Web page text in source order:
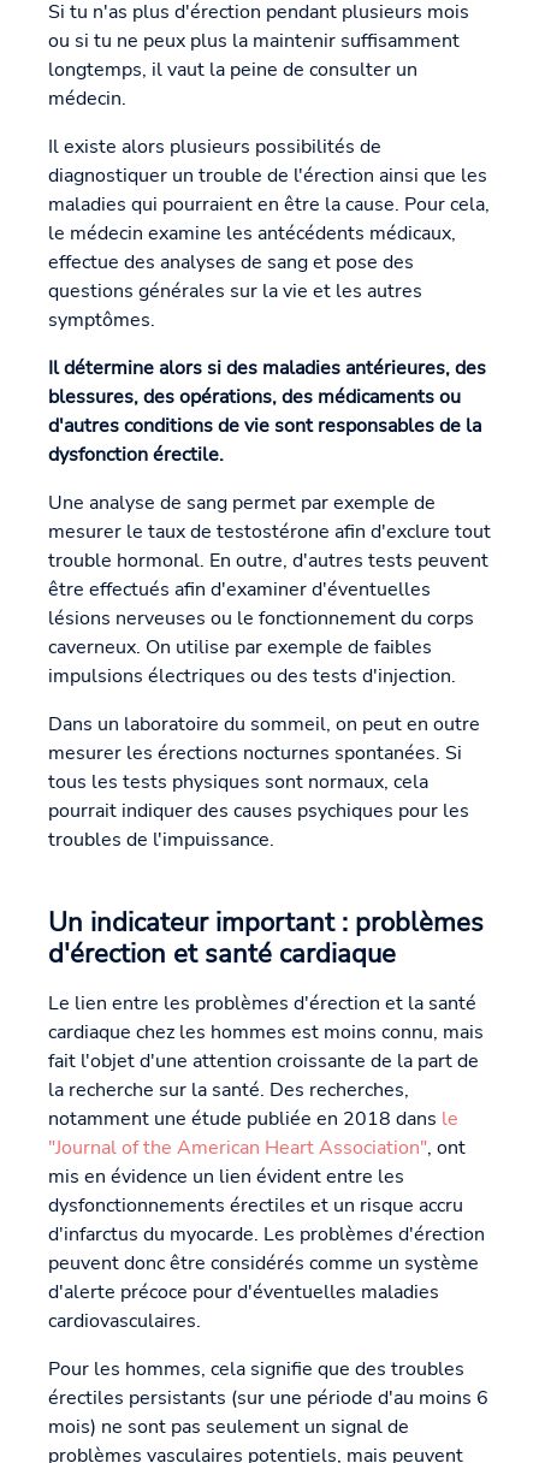
Si tu n'as plus d'érection pendant plusieurs mois
ou si tu ne peux plus la maintenir suffisamment
longtemps, il vaut la peine de consulter un
médecin.
Il existe alors plusieurs possibilités de
diagnostiquer un trouble de l'érection ainsi que les
maladies qui pourraient en être la cause. Pour cela,
le médecin examine les antécédents médicaux,
effectue des analyses de sang et pose des
questions générales sur la vie et les autres
symptômes.
Il détermine alors si des maladies antérieures, des
blessures, des opérations, des médicaments ou
d'autres conditions de vie sont responsables de la
dysfonction érectile.
Une analyse de sang permet par exemple de
mesurer le taux de testostérone afin d'exclure tout
trouble hormonal. En outre, d'autres tests peuvent
être effectués afin d'examiner d'éventuelles
lésions nerveuses ou le fonctionnement du corps
caverneux. On utilise par exemple de faibles
impulsions électriques ou des tests d'injection.
Dans un laboratoire du sommeil, on peut en outre
mesurer les érections nocturnes spontanées. Si
tous les tests physiques sont normaux, cela
pourrait indiquer des causes psychiques pour les
troubles de l'impuissance.
Un indicateur important : problèmes
d'érection et santé cardiaque
Le lien entre les problèmes d'érection et la santé
cardiaque chez les hommes est moins connu, mais
fait l'objet d'une attention croissante de la part de
la recherche sur la santé. Des recherches,
notamment une étude publiée en 2018 dans le
"Journal of the American Heart Association", ont
mis en évidence un lien évident entre les
dysfonctionnements érectiles et un risque accru
d'infarctus du myocarde. Les problèmes d'érection
peuvent donc être considérés comme un système
d'alerte précoce pour d'éventuelles maladies
cardiovasculaires.
Pour les hommes, cela signifie que des troubles
érectiles persistants (sur une période d'au moins 6
mois) ne sont pas seulement un signal de
problèmes vasculaires potentiels, mais peuvent